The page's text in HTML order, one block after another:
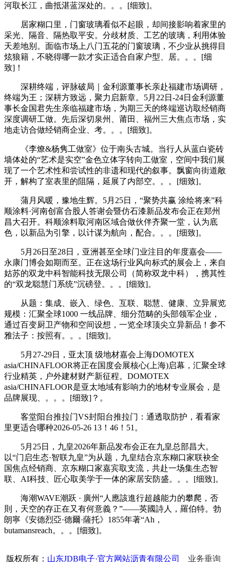
河取长江，曲抵湛蓝深处的。。。[细致]。
居家糊口里，门窗玻璃看似不起眼，却间接影响着家里的
采光、隔音、隔热取平安。分歧材质、工艺的玻璃，利用体验
天差地别。面临市场上八门五花的门窗玻璃，不少业从挑得目
炫狼籍，不晓得哪一款才实正适合自家户型、居。。。[细
致]！
深耕终端，评脉破局｜金利源董事长亲赴福建市场调研，
终端为王；深耕方致远，聚力启新章。5月22日-24日金利源董
事长金国君先生亲临福建市场，为期三天的终端巡访取经销商
深度调研工做。先后深切泉州、莆田、福州三大焦点市场，实
地走访合做经销商企业、考。。。[细致]。
《李燎&杨隽工做室》位于南头古城。当行人从蓝白瓷砖
墙体处的“艺术是实空”金色立体字转向工做室，空间中我们展
现了一个艺术性和尝试性的非遗和现代的叙事。飘窗向街道敞
开，解构了室表里的阻隔，延展了内部空。。。[细致]。
蒲月风暖，豫地生辉。5月25日，“聚势共赢 涂绘将来”科
顺涂料·河南创富合股人答谢会暨仿石漆新品发布会正在郑州
昌大召开。科顺涂料取河南区域合做伙伴齐聚一堂，认为底
色，以新品为引擎，以计谋为航向，配合。。。[细致]。
5月26日至28日，亚洲甚至全球门业注目的年度嘉会——
永康门博会如期而至。正在这场行业风向标式的展会上，来自
姑苏的双龙中科智能科技无限公司（简称双龙中科），携其性
的“双龙聪慧门系统”沉磅登。。。[细致]。
从题：集成、嵌入、绿色、互联、聪慧、健康、立异展览
规模：汇聚全球1000 一线品牌、细分范畴的头部领军企业，
通过百变厨卫产物和空间设想，一览全球顶尖立异新品！参不
雅法子：按照有。。。[细致]。
5月27-29日，亚太顶 级地材嘉会上海DOMOTEX
asia/CHINAFLOOR将正在国度会展核心(上海)启幕，汇聚全球
行业精英，户外建材财产新征程。DOMOTEX
asia/CHINAFLOOR是亚太地域有影响力的地材专业展会，是
品牌展现、。。。[细致]？。
客堂阳台推拉门VS封阳台推拉门：通透取防护，看看家
里更适合哪种2026-05-26 13！46！51。
5月25日，九皇2026年新品发布会正在九皇总部昌大。
以“门启生态·智联九皇”为从题，九皇结合京东糊口家联袂全
国焦点经销商、京东糊口家嘉宾取支流，共赴一场集生态智
联、AI科技、匠心取美学于一体的家居安防盛。。。[细致]。
海潮WAVE潮跃 · 廣州“人應該進行超越能力的攀爬，否
則，天空的存正在又有何意義？”——英國詩人，羅伯特。勃
朗寧《安德烈亞·德爾·薩托》1855年著“Ah，
butamansreach。。。[细致]。
版权所有： 山东JDB电子·官方网站沥青有限公司 业务垂询